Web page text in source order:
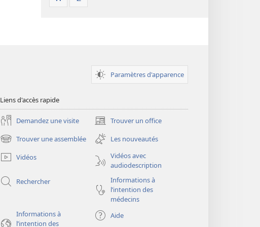
Paramètres d'apparence
Liens d'accès rapide
Demandez une visite Trouver un office
(ouvre
une
nouvelle
fenêtre)
Trouver une assemblée
(ouvre
une
nouvelle
Les nouveautés
Vidéos
Vidéos avec
audiodescription
Rechercher
Informations à
l’intention des
médecins
Informations à
l’intention des
Aide